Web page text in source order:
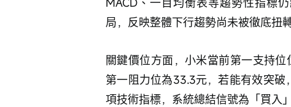
局，反映整體下行趨勢尚未被徹底扭
關鍵價位方面，小米當前第一支持
第一阻力位為33.3元，若能有效突
項技術指標，系統總結信號為「買入